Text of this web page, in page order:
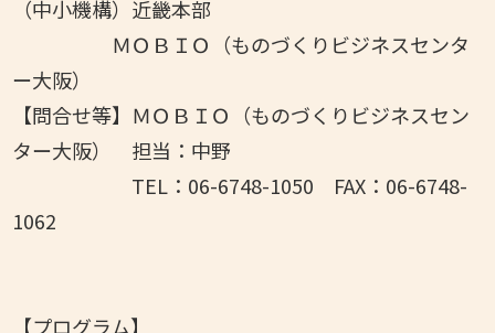
（中小機構）近畿本部
ＭＯＢＩＯ（ものづくりビジネスセンタ
ー大阪）
【問合せ等】ＭＯＢＩＯ（ものづくりビジネスセン
ター大阪） 担当：中野
TEL：06-6748-1050 FAX：06-6748-
1062
【プログラム】